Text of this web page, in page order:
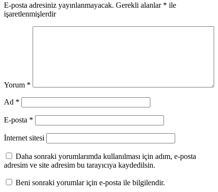
E-posta adresiniz yayınlanmayacak. Gerekli alanlar * ile
işaretlenmişlerdir
Yorum *
Ad *
E-posta *
İnternet sitesi
Daha sonraki yorumlarımda kullanılması için adım, e-posta
adresim ve site adresim bu tarayıcıya kaydedilsin.
Beni sonraki yorumlar için e-posta ile bilgilendir.